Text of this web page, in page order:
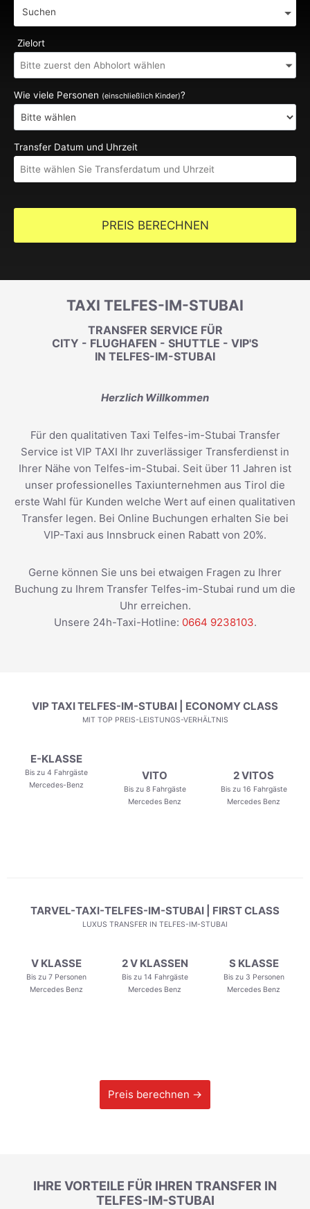
Suchen
Zielort
Wie viele Personen (einschließlich Kinder)?
Transfer Datum und Uhrzeit
PREIS BERECHNEN
TAXI TELFES-IM-STUBAI
TRANSFER SERVICE FÜR
CITY - FLUGHAFEN - SHUTTLE - VIP'S
IN TELFES-IM-STUBAI
Herzlich Willkommen
Für den qualitativen Taxi Telfes-im-Stubai Transfer
Service ist VIP TAXI Ihr zuverlässiger Transferdienst in
Ihrer Nähe von Telfes-im-Stubai. Seit über 11 Jahren ist
unser professionelles Taxiunternehmen aus Tirol die
erste Wahl für Kunden welche Wert auf einen qualitativen
Transfer legen. Bei Online Buchungen erhalten Sie bei
VIP-Taxi aus Innsbruck einen Rabatt von 20%.
Gerne können Sie uns bei etwaigen Fragen zu Ihrer
Buchung zu Ihrem Transfer Telfes-im-Stubai rund um die
Uhr erreichen.
Unsere 24h-Taxi-Hotline: 0664 9238103.
VIP TAXI TELFES-IM-STUBAI | ECONOMY CLASS
MIT TOP PREIS-LEISTUNGS-VERHÄLTNIS
E-KLASSE
Bis zu 4 Fahrgäste
Mercedes-Benz
VITO
Bis zu 8 Fahrgäste
Mercedes Benz
2 VITOS
Bis zu 16 Fahrgäste
Mercedes Benz
TARVEL-TAXI-TELFES-IM-STUBAI | FIRST CLASS
LUXUS TRANSFER IN TELFES-IM-STUBAI
V KLASSE
Bis zu 7 Personen
Mercedes Benz
2 V KLASSEN
Bis zu 14 Fahrgäste
Mercedes Benz
S KLASSE
Bis zu 3 Personen
Mercedes Benz
Preis berechnen →
IHRE VORTEILE FÜR IHREN TRANSFER IN
TELFES-IM-STUBAI